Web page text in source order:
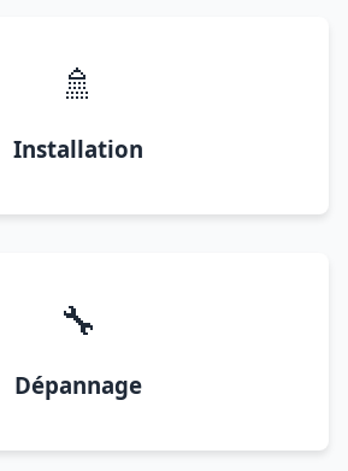
🚿
Installation
🔧
Dépannage